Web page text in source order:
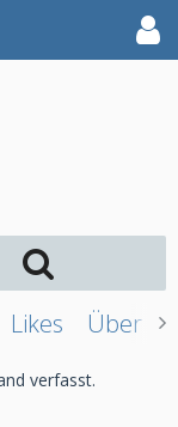
Likes Über
verfasst.